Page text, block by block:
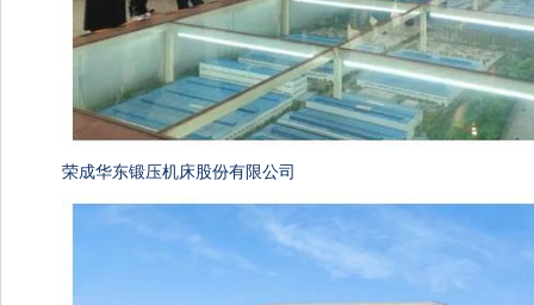
荣成华东锻压机床股份有限公司